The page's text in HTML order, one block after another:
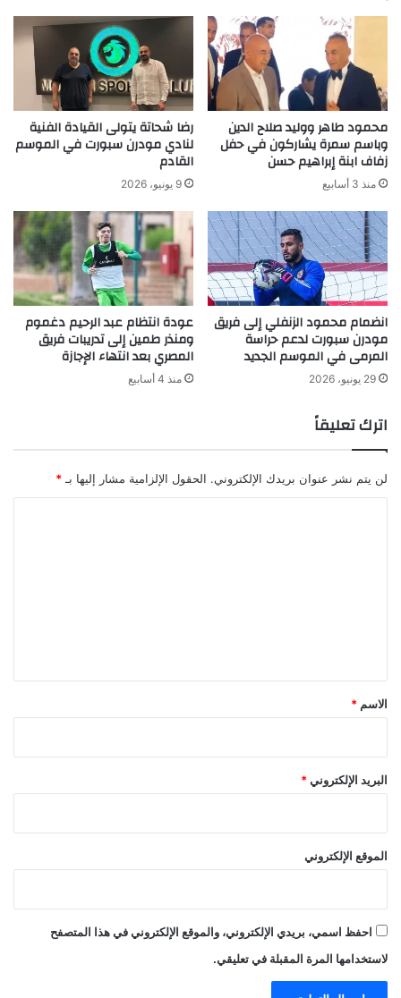
محمود طاهر ووليد صلاح الدين
وباسم سمرة يشاركون في حفل
زفاف ابنة إبراهيم حسن
منذ 3 أسابيع
رضا شحاتة يتولى القيادة الفنية
لنادي مودرن سبورت في الموسم
القادم
9 يونيو، 2026
انضمام محمود الزنفلي إلى فريق
مودرن سبورت لدعم حراسة
المرمى في الموسم الجديد
29 يونيو، 2026
عودة انتظام عبد الرحيم دغموم
ومنذر طمين إلى تدريبات فريق
المصري بعد انتهاء الإجازة
منذ 4 أسابيع
اترك تعليقاً
لن يتم نشر عنوان بريدك الإلكتروني. الحقول الإلزامية مشار إليها بـ *
*
الاسم *
البريد الإلكتروني *
الموقع الإلكتروني
احفظ اسمي، بريدي الإلكتروني، والموقع الإلكتروني في هذا المتصفح
لاستخدامها المرة المقبلة في تعليقي.